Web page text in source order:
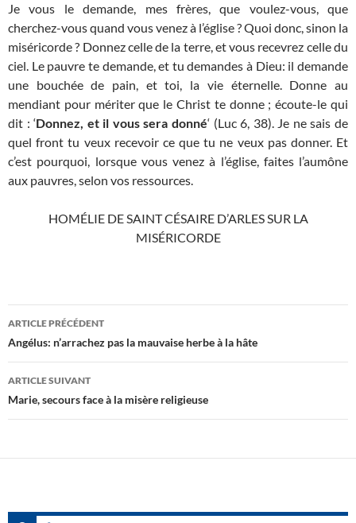
Je vous le demande, mes frères, que voulez-vous, que
cherchez-vous quand vous venez à l’église ? Quoi donc, sinon la
miséricorde ? Donnez celle de la terre, et vous recevrez celle du
ciel. Le pauvre te demande, et tu demandes à Dieu: il demande
une bouchée de pain, et toi, la vie éternelle. Donne au
mendiant pour mériter que le Christ te donne ; écoute-le qui
dit : ‘Donnez, et il vous sera donné‘ (Luc 6, 38). Je ne sais de
quel front tu veux recevoir ce que tu ne veux pas donner. Et
c’est pourquoi, lorsque vous venez à l’église, faites l’aumône
aux pauvres, selon vos ressources.
HOMÉLIE DE SAINT CÉSAIRE D’ARLES SUR LA
MISÉRICORDE
Navigation
des
articles
ARTICLE PRÉCÉDENT
Angélus: n’arrachez pas la mauvaise herbe à la hâte
ARTICLE SUIVANT
Marie, secours face à la misère religieuse